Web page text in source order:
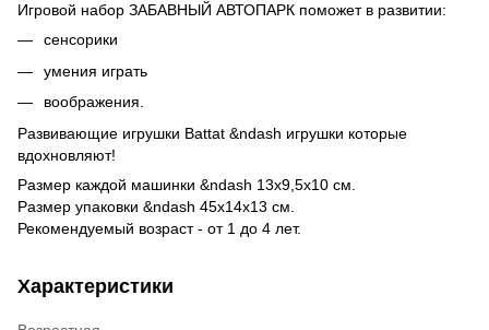
Игровой набор ЗАБАВНЫЙ АВТОПАРК поможет в развитии:
сенсорики
умения играть
воображения.
Развивающие игрушки Battat &ndash игрушки которые
вдохновляют!
Размер каждой машинки &ndash 13х9,5х10 см.
Размер упаковки &ndash 45х14х13 см.
Рекомендуемый возраст - от 1 до 4 лет.
Характеристики